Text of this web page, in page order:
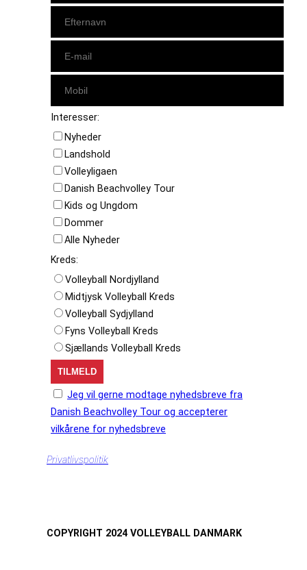
Interesser:
Nyheder
Landshold
Volleyligaen
Danish Beachvolley Tour
Kids og Ungdom
Dommer
Alle Nyheder
Kreds:
Volleyball Nordjylland
Midtjysk Volleyball Kreds
Volleyball Sydjylland
Fyns Volleyball Kreds
Sjællands Volleyball Kreds
Jeg vil gerne modtage nyhedsbreve fra
Danish Beachvolley Tour og accepterer
vilkårene for nyhedsbreve
Privatlivspolitik
COPYRIGHT 2024 VOLLEYBALL DANMARK